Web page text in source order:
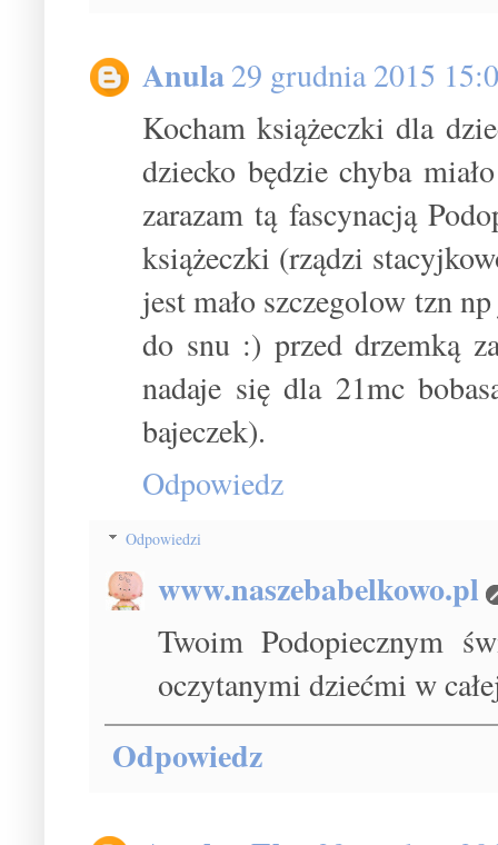
Anula29 grudnia 2015
Kocham książeczki dla
dziecko będzie chyba
zarazam tą fascynacją
książeczki (rządzi
jest mało szczegolow tzn
do snu :) przed drzemką
nadaje się dla 21mc
bajeczek).
Odpowiedz
Odpowiedzi
www.naszebabelkowo.pl
Twoim Podopiecznym
oczytanymi dziećmi w
Odpowiedz